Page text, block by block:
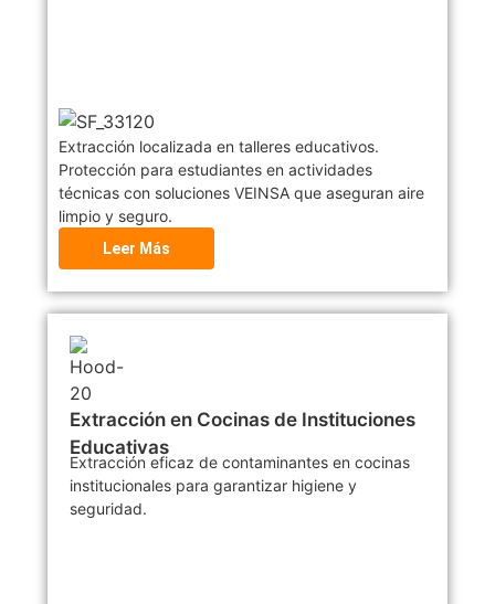
Extracción localizada en talleres educativos.
Protección para estudiantes en actividades
técnicas con soluciones VEINSA que aseguran aire
limpio y seguro.
Leer Más
Extracción en Cocinas de Instituciones
Educativas
Extracción eficaz de contaminantes en cocinas
institucionales para garantizar higiene y
seguridad.